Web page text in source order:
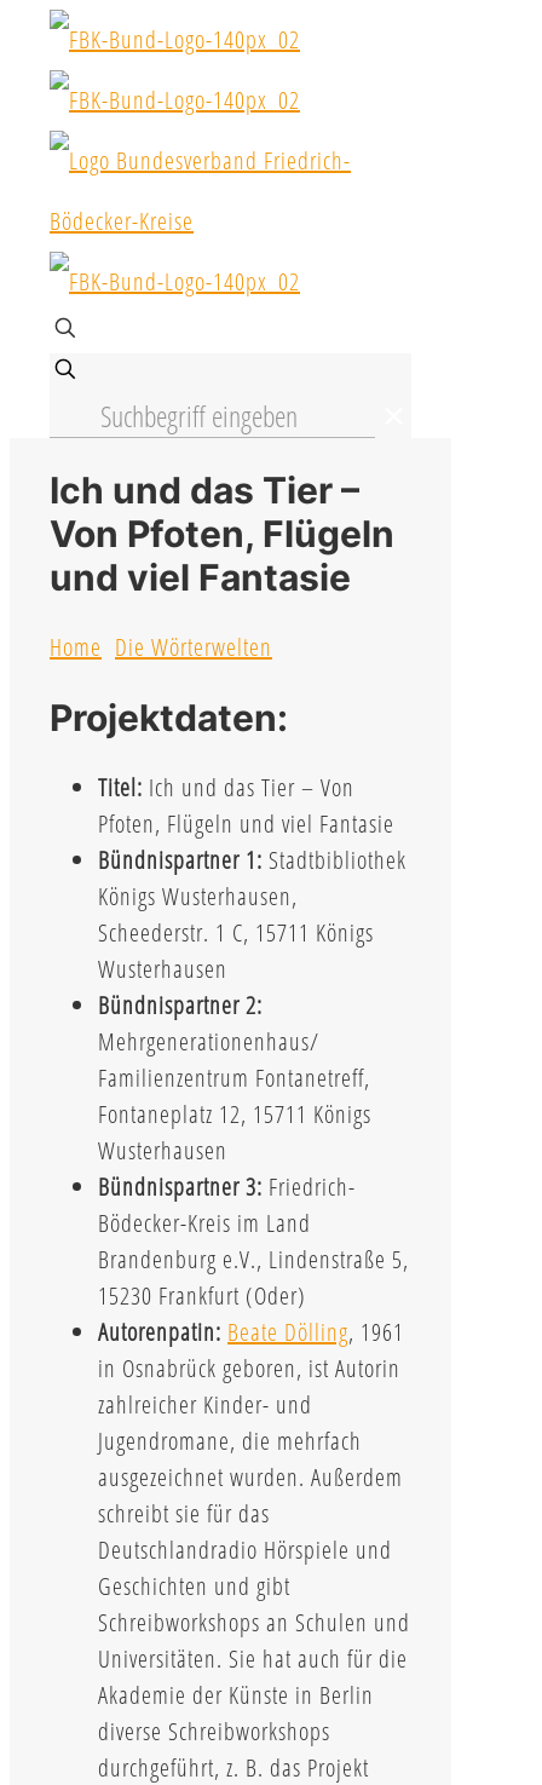
Ich und das Tier –
Von Pfoten, Flügeln
und viel Fantasie
Home Die Wörterwelten
Projektdaten:
Titel: Ich und das Tier – Von
Pfoten, Flügeln und viel Fantasie
Bündnispartner 1: Stadtbibliothek
Königs Wusterhausen,
Scheederstr. 1 C, 15711 Königs
Wusterhausen
Bündnispartner 2:
Mehrgenerationenhaus/
Familienzentrum Fontanetreff,
Fontaneplatz 12, 15711 Königs
Wusterhausen
Bündnispartner 3: Friedrich-
Bödecker-Kreis im Land
Brandenburg e.V., Lindenstraße 5,
15230 Frankfurt (Oder)
Autorenpatin: Beate Dölling, 1961
in Osnabrück geboren, ist Autorin
zahlreicher Kinder- und
Jugendromane, die mehrfach
ausgezeichnet wurden. Außerdem
schreibt sie für das
Deutschlandradio Hörspiele und
Geschichten und gibt
Schreibworkshops an Schulen und
Universitäten. Sie hat auch für die
Akademie der Künste in Berlin
diverse Schreibworkshops
durchgeführt, z. B. das Projekt